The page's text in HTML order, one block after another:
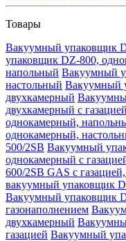
Товары
Вакуумный упаковщик
упаковщик DZ-800,
напольный Вакуумный
настольный Вакуумный
двухкамерный
двухкамерный с газацией
однокамерный,
однокамерный,
500/2SB Вакуумный
однокамерный с
600/2SB GAS с
вакуумный упаковщик
Вакуумный упаковщик
газонаполнением
двухкамерный
газацией Вакуумный